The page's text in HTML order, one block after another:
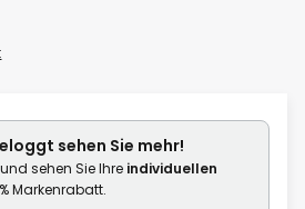
sehen Sie mehr!
sehen Sie Ihre individuellen
Markenrabatt.